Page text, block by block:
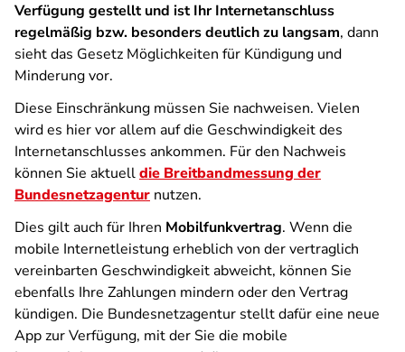
Verfügung gestellt und ist Ihr Internetanschluss
regelmäßig bzw. besonders deutlich zu langsam, dann
sieht das Gesetz Möglichkeiten für Kündigung und
Minderung vor.
Diese Einschränkung müssen Sie nachweisen. Vielen
wird es hier vor allem auf die Geschwindigkeit des
Internetanschlusses ankommen. Für den Nachweis
können Sie aktuelldie Breitbandmessung der
Bundesnetzagentur nutzen.
Dies gilt auch für Ihren Mobilfunkvertrag. Wenn die
mobile Internetleistung erheblich von der vertraglich
vereinbarten Geschwindigkeit abweicht, können Sie
ebenfalls Ihre Zahlungen mindern oder den Vertrag
kündigen. Die Bundesnetzagentur stellt dafür eine neue
App zur Verfügung, mit der Sie die mobile